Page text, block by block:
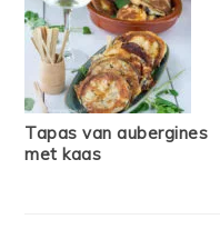
Tapas van aubergines
met kaas